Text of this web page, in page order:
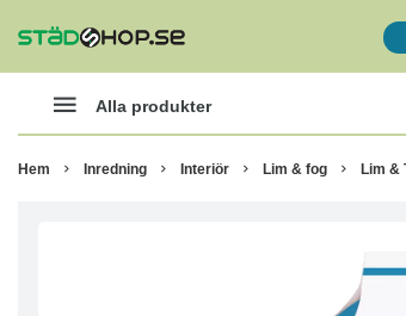
Alla produkter
Hem Inredning Interiör Lim & fog Lim &